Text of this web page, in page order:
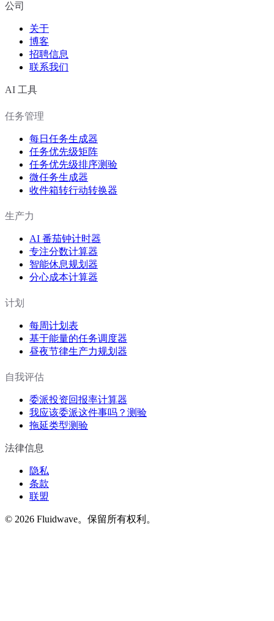
公司
关于
博客
招聘信息
联系我们
AI 工具
任务管理
每日任务生成器
任务优先级矩阵
任务优先级排序测验
微任务生成器
收件箱转行动转换器
生产力
AI 番茄钟计时器
专注分数计算器
智能休息规划器
分心成本计算器
计划
每周计划表
基于能量的任务调度器
昼夜节律生产力规划器
自我评估
委派投资回报率计算器
我应该委派这件事吗？测验
拖延类型测验
法律信息
隐私
条款
联盟
© 2026 Fluidwave。保留所有权利。